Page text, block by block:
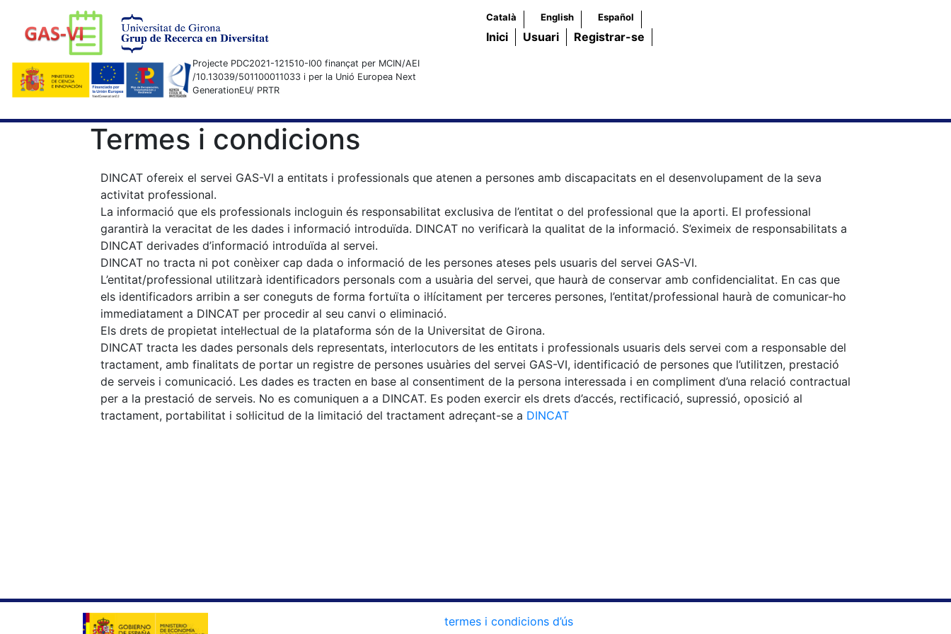
Projecte PDC2021-121510-I00 finançat per MCIN/AEI
/10.13039/501100011033 i per la Unió Europea Next
GenerationEU/ PRTR
Català English Español
Inici Usuari Registrar-se
Termes i condicions
DINCAT ofereix el servei GAS-VI a entitats i professionals que atenen a persones amb discapacitats en el desenvolupament de la seva
activitat professional.
La informació que els professionals incloguin és responsabilitat exclusiva de l’entitat o del professional que la aporti. El professional
garantirà la veracitat de les dades i informació introduïda. DINCAT no verificarà la qualitat de la informació. S’eximeix de responsabilitats a
DINCAT derivades d’informació introduïda al servei.
DINCAT no tracta ni pot conèixer cap dada o informació de les persones ateses pels usuaris del servei GAS-VI.
L’entitat/professional utilitzarà identificadors personals com a usuària del servei, que haurà de conservar amb confidencialitat. En cas que
els identificadors arribin a ser coneguts de forma fortuïta o il·lícitament per terceres persones, l’entitat/professional haurà de comunicar-ho
immediatament a DINCAT per procedir al seu canvi o eliminació.
Els drets de propietat intel·lectual de la plataforma són de la Universitat de Girona.
DINCAT tracta les dades personals dels representats, interlocutors de les entitats i professionals usuaris dels servei com a responsable del
tractament, amb finalitats de portar un registre de persones usuàries del servei GAS-VI, identificació de persones que l’utilitzen, prestació
de serveis i comunicació. Les dades es tracten en base al consentiment de la persona interessada i en compliment d’una relació contractual
per a la prestació de serveis. No es comuniquen a a DINCAT. Es poden exercir els drets d’accés, rectificació, supressió, oposició al
tractament, portabilitat i sol·licitud de la limitació del tractament adreçant-se a DINCAT
termes i condicions d’ús